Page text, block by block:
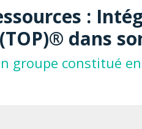
:
dans
groupe constitué